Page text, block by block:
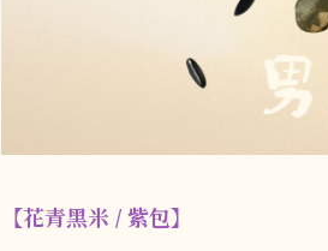
【花青黑米 / 紫包】